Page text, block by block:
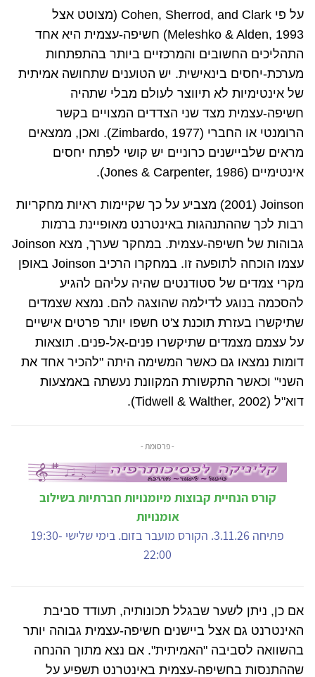
על פי Cohen, Sherrod, and Clark (מצוטט אצל
(Meleshko & Alden, 1993 חשיפה-עצמית היא אחד
התהליכים החשובים והמרכזיים ביותר בהתפתחות
מערכת-יחסים בינאישית. יש הטוענים שתחושה אמיתית
של אינטימיות לא תיווצר לעולם מבלי שתהיה
חשיפה-עצמית מצד שני הצדדים המצויים בקשר
הרומנטי או החברי (Zimbardo, 1977). ואכן, ממצאים
מראים שלביישנים כרוניים יש קושי לפתח יחסים
אינטימיים (Jones & Carpenter, 1986
).
Joinson
(
2001) מצביע על כך שקיימות ראיות מחקריות
רבות לכך שההתנהגות באינטרנט מאופיינת ברמות
גבוהות של חשיפה-עצמית. במחקר שערך, מצא Joinson
עצמו הוכחה לתופעה זו. במחקרו הרכיב Joinson באופן
מקרי צמדים של סטודנטים שהיה עליהם להגיע
להסכמה בנוגע לדילמה שהוצגה להם. נמצא שצמדים
שתיקשרו בעזרת תוכנת צ'ט חשפו יותר פרטים אישיים
על עצמם מצמדים שתיקשרו פנים-אל-פנים. תוצאות
דומות נמצאו גם כאשר המשימה היתה "להכיר אחד את
השני" וכאשר התקשורת המקוונת נעשתה באמצעות
דוא"ל (Tidwell & Walther, 2002
).
- פרסומת -
קורס הנחיית קבוצות מיומנויות חברתיות בשילוב
אומנויות
פתיחה 3.11.26. הקורס מועבר בזום. בימי שלישי 19:30-
22:00
אם כן, ניתן לשער שבגלל תכונותיה, תעודד סביבת
האינטרנט גם אצל ביישנים חשיפה-עצמית גבוהה יותר
בהשוואה לסביבה "האמיתית". אם נצא מתוך ההנחה
שההתנסות בחשיפה-עצמית באינטרנט תשפיע על